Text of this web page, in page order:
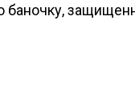
баночку,